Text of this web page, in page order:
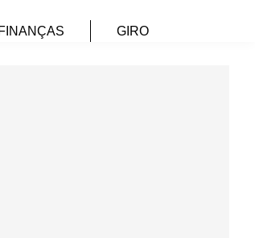
FINANÇAS GIRO